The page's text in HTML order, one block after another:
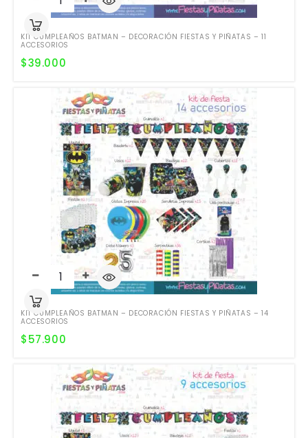
KIT CUMPLEAÑOS BATMAN – DECORACIÓN FIESTAS Y PIÑATAS – 11
ACCESORIOS
$39.000
KIT CUMPLEAÑOS BATMAN – DECORACIÓN FIESTAS Y PIÑATAS – 14
ACCESORIOS
$57.900